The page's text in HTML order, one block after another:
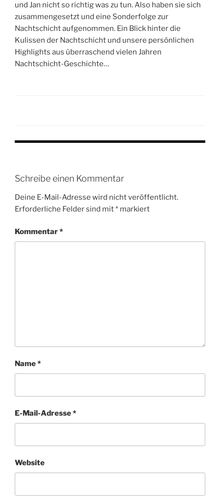
und Jan nicht so richtig was zu tun. Also haben sie sich
zusammengesetzt und eine Sonderfolge zur
Nachtschicht aufgenommen. Ein Blick hinter die
Kulissen der Nachtschicht und unsere persönlichen
Highlights aus überraschend vielen Jahren
Nachtschicht-Geschichte…
Schreibe einen Kommentar
Deine E-Mail-Adresse wird nicht veröffentlicht.
Erforderliche Felder sind mit* markiert
Kommentar*
Name*
E-Mail-Adresse*
Website